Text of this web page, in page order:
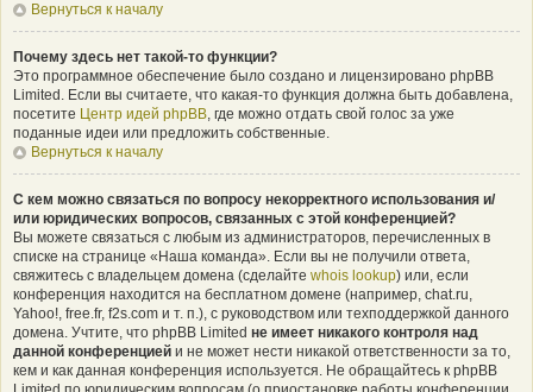
Вернуться к началу
Почему здесь нет такой-то функции?
Это программное обеспечение было создано и лицензировано phpBB
Limited. Если вы считаете, что какая-то функция должна быть добавлена,
посетите Центр идей phpBB, где можно отдать свой голос за уже
поданные идеи или предложить собственные.
Вернуться к началу
С кем можно связаться по вопросу некорректного использования и/
или юридических вопросов, связанных с этой конференцией?
Вы можете связаться с любым из администраторов, перечисленных в
списке на странице «Наша команда». Если вы не получили ответа,
свяжитесь с владельцем домена (сделайте whois lookup) или, если
конференция находится на бесплатном домене (например, chat.ru,
Yahoo!, free.fr, f2s.com и т. п.), с руководством или техподдержкой данного
домена. Учтите, что phpBB Limited не имеет никакого контроля над
данной конференцией и не может нести никакой ответственности за то,
кем и как данная конференция используется. Не обращайтесь к phpBB